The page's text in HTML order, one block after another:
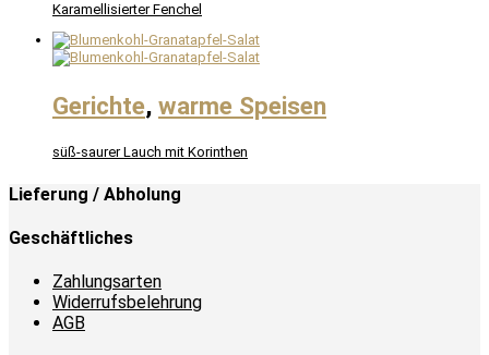
Karamellisierter Fenchel
Gerichte, warme Speisen
süß-saurer Lauch mit Korinthen
Lieferung / Abholung
Geschäftliches
Zahlungsarten
Widerrufsbelehrung
AGB